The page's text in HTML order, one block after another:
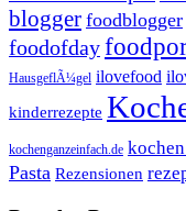
blogger foodblogger
foodofday
HausgeflÃ¼gel ilovefood
kinderrezepte
kochenganzeinfach.de
Pasta Rezensionen